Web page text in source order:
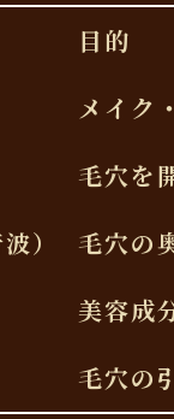
目的
メイク
毛穴を
）
毛穴の
美容成
毛穴の